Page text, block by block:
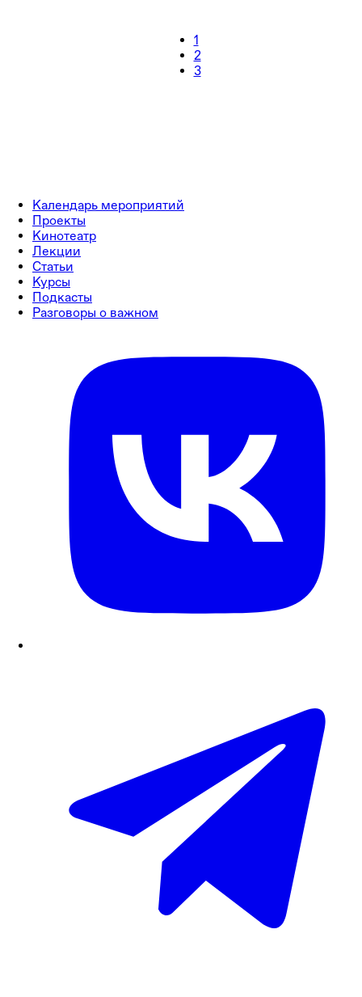
1
2
3
Календарь мероприятий
Проекты
Кинотеатр
Лекции
Статьи
Курсы
Подкасты
Разговоры о важном